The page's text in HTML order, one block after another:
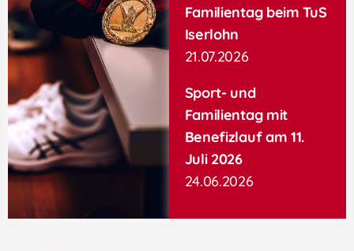
Familientag beim TuS
Iserlohn
21.07.2026
Sport- und
Familientag mit
Benefizlauf am 11.
Juli 2026
24.06.2026